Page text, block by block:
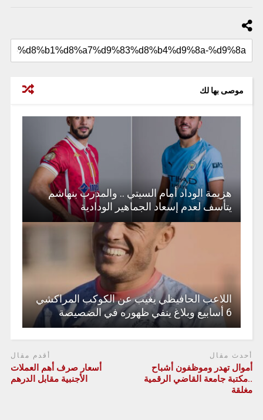
موصى بها لك
هزيمة الوداد أمام السيتي .. والمدرب بنهاشم
يتأسف لعدم إسعاد الجماهير الودادية
اللاعب الحافيظي يغيب عن الكوكب المراكشي
6 أسابيع وبلاغ ينفي ظهوره في الضصيصة
أحدث مقال
أموال تهدر وموظفون أشباح
..مكتبة جامعة القاضي الرقمية
مغلقة
أقدم مقال
أسعار صرف أهم العملات
الأجنبية مقابل الدرهم